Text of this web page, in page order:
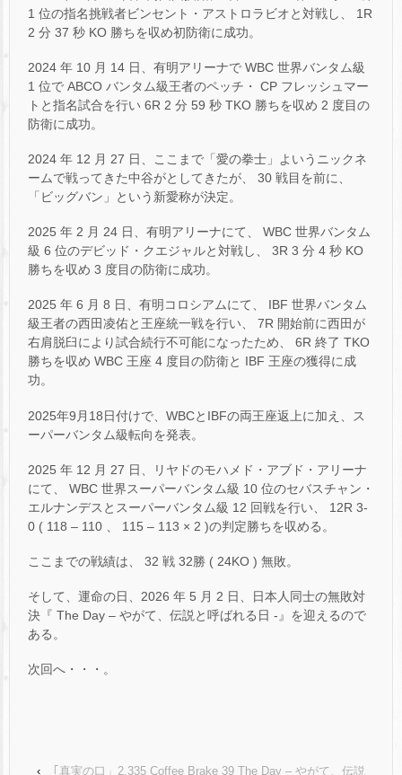
1 位の指名挑戦者ビンセント・アストロラビオと対戦し、 1R
2 分 37 秒 KO 勝ちを収め初防衛に成功。
2024 年 10 月 14 日、有明アリーナで WBC 世界バンタム級
1 位で ABCO バンタム級王者のペッチ・ CP フレッシュマー
トと指名試合を行い 6R 2 分 59 秒 TKO 勝ちを収め 2 度目の
防衛に成功。
2024 年 12 月 27 日、ここまで「愛の拳士」よいうニックネ
ームで戦ってきた中谷がとしてきたが、 30 戦目を前に、
「ビッグバン」という新愛称が決定。
2025 年 2 月 24 日、有明アリーナにて、 WBC 世界バンタム
級 6 位のデビッド・クエジャルと対戦し、 3R 3 分 4 秒 KO
勝ちを収め 3 度目の防衛に成功。
2025 年 6 月 8 日、有明コロシアムにて、 IBF 世界バンタム
級王者の西田凌佑と王座統一戦を行い、 7R 開始前に西田が
右肩脱臼により試合続行不可能になったため、 6R 終了 TKO
勝ちを収め WBC 王座 4 度目の防衛と IBF 王座の獲得に成
功。
2025年9月18日付けで、WBCとIBFの両王座返上に加え、ス
ーパーバンタム級転向を発表。
2025 年 12 月 27 日、リヤドのモハメド・アブド・アリーナ
にて、 WBC 世界スーパーバンタム級 10 位のセバスチャン・
エルナンデスとスーパーバンタム級 12 回戦を行い、 12R 3-
0 ( 118 – 110 、 115 – 113 × 2 )の判定勝ちを収める。
ここまでの戦績は、 32 戦 32勝 ( 24KO ) 無敗。
そして、運命の日、2026 年 5 月 2 日、日本人同士の無敗対
決『 The Day – やがて、伝説と呼ばれる日 -』を迎えるので
ある。
次回へ・・・。
‹
｢真実の口」2,335 Coffee Brake 39 The Day – やがて、伝説